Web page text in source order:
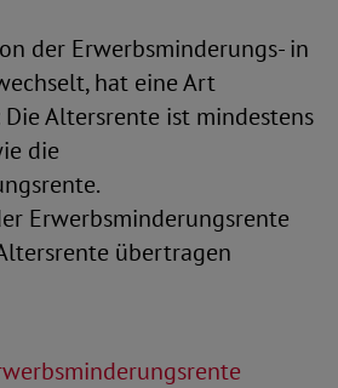
der Erwerbsminderungs- in
hat eine Art
Die Altersrente ist mindestens
die
Erwerbsminderungsrente
übertragen